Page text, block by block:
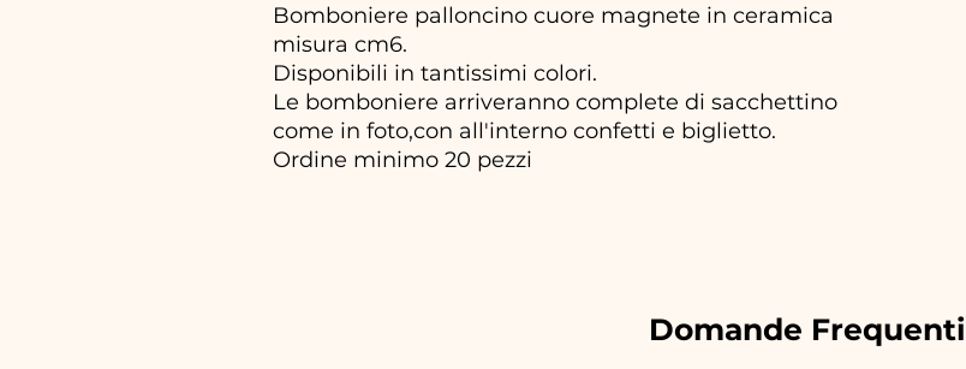
Bomboniere palloncino cuore magnete in ceramica
misura cm6.
Disponibili in tantissimi colori.
Le bomboniere arriveranno complete di sacchettino
come in foto,con all'interno confetti e biglietto.
Ordine minimo 20 pezzi
Domande Frequenti